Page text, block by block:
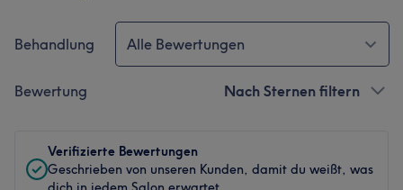
Behandlung Alle Bewertungen
Bewertung Nach Sternen filtern
Verifizierte Bewertungen
Geschrieben von unseren Kunden, damit du weißt, was